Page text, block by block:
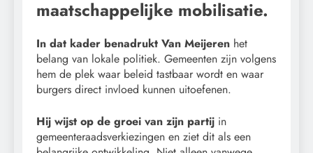
maatschappelijke mobilisatie.
In dat kader benadrukt Van Meijeren het
belang van lokale politiek. Gemeenten zijn volgens
hem de plek waar beleid tastbaar wordt en waar
burgers direct invloed kunnen uitoefenen.
Hij wijst op de groei van zijn partij in
gemeenteraadsverkiezingen en ziet dit als een